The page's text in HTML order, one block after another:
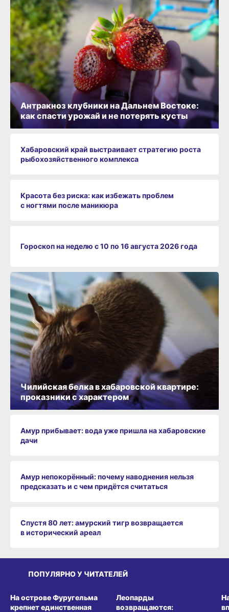
Антракноз клубники на Дальнем Востоке:
как спасти урожай и не потерять кусты
Хабаровский край выстраивает стратегию роста
рыбохозяйственного комплекса
Красота без риска: как избежать проблем
с ногтями после маникюра
Гороскоп на неделю с 10 по 16 августа 2026 года
Амур прибывает: вода уже пришла на хабаровские
дачи
Амур непокорённый: почему наводнения нельзя
предсказать и с чем придётся считаться
Спустя 80 лет: амурский тигр возвращается
в исторический ареал
Чилийская белка в хабаровской квартире:
проказники с характером
ПОПУЛЯРНО У ЧИТАТЕЛЕЙ
На острове Фуругельма
крепнет единственная
Леопарды
возвращаются: